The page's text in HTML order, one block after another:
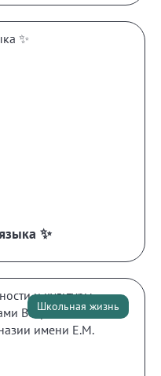
✨
Школьная жизнь